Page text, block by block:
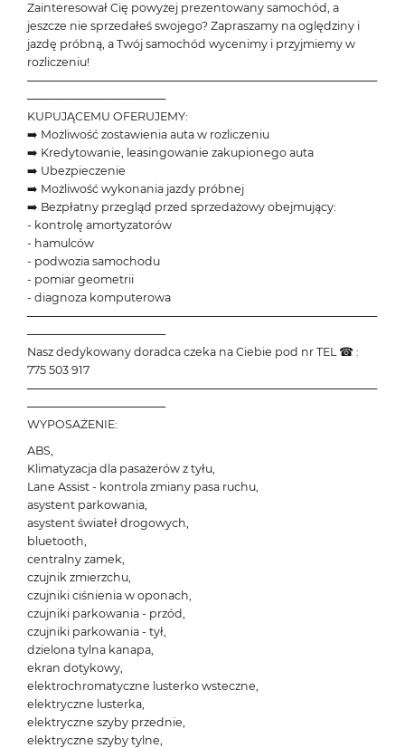
Zainteresował Cię powyżej prezentowany samochód, a
jeszcze nie sprzedałeś swojego? Zapraszamy na oględziny i
jazdę próbną, a Twój samochód wycenimy i przyjmiemy w
rozliczeniu!
───────────────────────────────────────────
─────────────────
KUPUJĄCEMU OFERUJEMY:
➡️ Możliwość zostawienia auta w rozliczeniu
➡️ Kredytowanie, leasingowanie zakupionego auta
➡️ Ubezpieczenie
➡️ Możliwość wykonania jazdy próbnej
➡️ Bezpłatny przegląd przed sprzedażowy obejmujący:
- kontrolę amortyzatorów
- hamulców
- podwozia samochodu
- pomiar geometrii
- diagnoza komputerowa
───────────────────────────────────────────
─────────────────
Nasz dedykowany doradca czeka na Ciebie pod nr TEL ☎ :
775 503 917
───────────────────────────────────────────
─────────────────
WYPOSAŻENIE:
ABS,
Klimatyzacja dla pasażerów z tyłu,
Lane Assist - kontrola zmiany pasa ruchu,
asystent parkowania,
asystent świateł drogowych,
bluetooth,
centralny zamek,
czujnik zmierzchu,
czujniki ciśnienia w oponach,
czujniki parkowania - przód,
czujniki parkowania - tył,
dzielona tylna kanapa,
ekran dotykowy,
elektrochromatyczne lusterko wsteczne,
elektryczne lusterka,
elektryczne szyby przednie,
elektryczne szyby tylne,